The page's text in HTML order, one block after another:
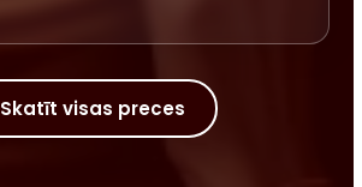
Skatīt visas preces